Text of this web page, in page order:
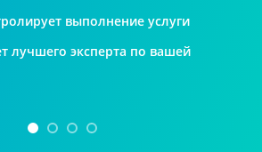
выполнение услуги
лучшего эксперта по вашей